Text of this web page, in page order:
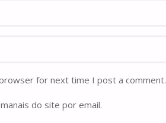
for next time I post a comment.
do site por email.